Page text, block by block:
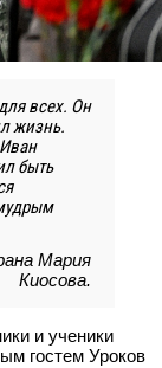
всех. Он
жизнь.
быть
Мария
Киосова.
и ученики
гостем Уроков